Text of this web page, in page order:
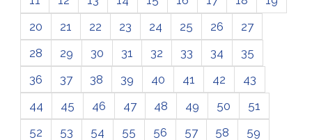
20
21 22 23 24 25 26
27
28
29 30 31 32 33 34
35
36
37 38 39 40 41 42
43
44
45 46 47 48 49 50
51
52
53 54 55 56 57 58
59